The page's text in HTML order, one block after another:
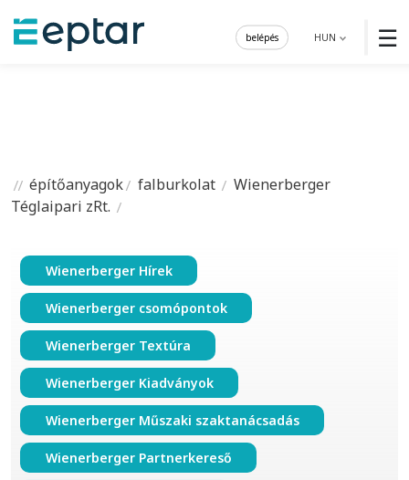
☰
HUN
belépés
építőanyagok falburkolat
Wienerberger
Téglaipari zRt.
Wienerberger Hírek
Wienerberger csomópontok
Wienerberger Textúra
Wienerberger Kiadványok
Wienerberger Műszaki szaktanácsadás
Wienerberger Partnerkereső